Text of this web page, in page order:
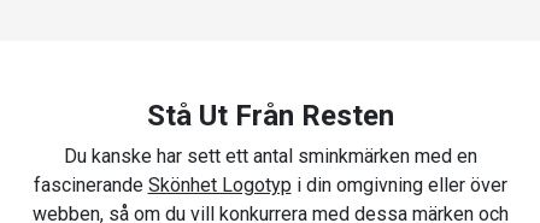
Stå Ut Från Resten
Du kanske har sett ett antal sminkmärken med en
fascinerande Skönhet Logotyp i din omgivning eller över
webben, så om du vill konkurrera med dessa märken och